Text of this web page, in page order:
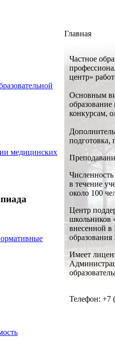
медицинских
Главная
Частное
центр»
Основным
образование
конкурсам,
подготовка,
в течение
около 100
Центр
школьников
внесенной в
Имеет
Телефон: +7